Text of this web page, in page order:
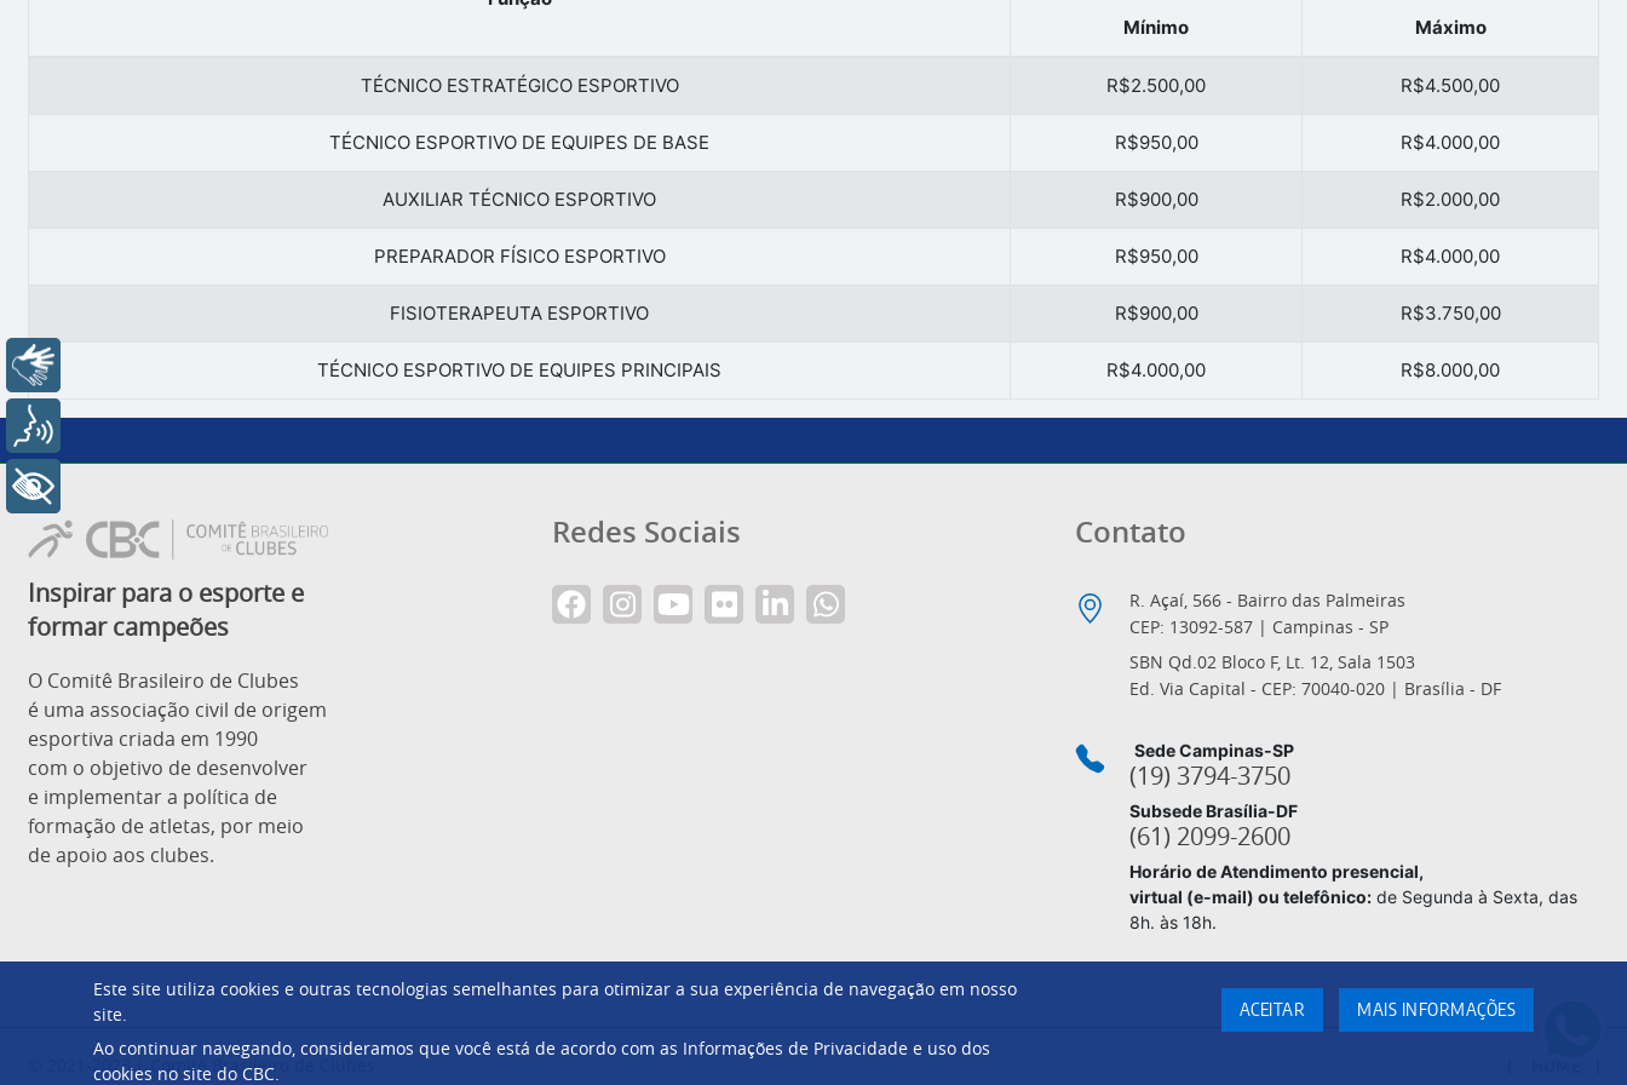
Mínimo Máximo
TÉCNICO ESTRATÉGICO ESPORTIVO R$2.500,00 R$4.500,00
TÉCNICO ESPORTIVO DE EQUIPES DE BASE R$950,00 R$4.000,00
AUXILIAR TÉCNICO ESPORTIVO R$900,00 R$2.000,00
PREPARADOR FÍSICO ESPORTIVO R$950,00 R$4.000,00
FISIOTERAPEUTA ESPORTIVO R$900,00 R$3.750,00
TÉCNICO ESPORTIVO DE EQUIPES PRINCIPAIS R$4.000,00 R$8.000,00
Inspirar para o esporte e
formar campeões
O Comitê Brasileiro de Clubes
é uma associação civil de origem
esportiva criada em 1990
com o objetivo de desenvolver
e implementar a política de
formação de atletas, por meio
de apoio aos clubes.
Redes Sociais Contato
R. Açaí, 566 - Bairro das Palmeiras
CEP: 13092-587 | Campinas - SP
SBN Qd.02 Bloco F, Lt. 12, Sala 1503
Ed. Via Capital - CEP: 70040-020 | Brasília - DF
Sede Campinas-SP
(19) 3794-3750
Subsede Brasília-DF
(61) 2099-2600
Horário de Atendimento presencial,
virtual (e-mail) ou telefônico: de Segunda à Sexta, das
8h. às 18h.
© 2021-2023 | Comitê Brasileiro de Clubes
Footer
Este site utiliza cookies e outras tecnologias semelhantes para otimizar a sua experiência de navegação em nosso
site.
Ao continuar navegando, consideramos que você está de acordo com as Informações de Privacidade e uso dos
cookies no site do CBC.
ACEITAR MAIS INFORMAÇÕES